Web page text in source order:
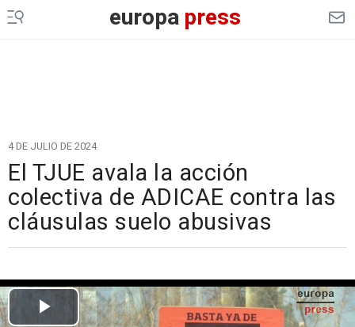
europapress
4 DE JULIO DE 2024
El TJUE avala la acción
colectiva de ADICAE contra las
cláusulas suelo abusivas